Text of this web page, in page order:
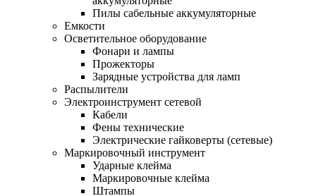
Пилы сабельные аккумуляторные
Емкости
Осветительное оборудование
Фонари и лампы
Прожекторы
Зарядные устройства для ламп
Распылители
Электроинструмент сетевой
Кабели
Фены технические
Электрические гайковерты (сетевые)
Маркировочный инструмент
Ударные клейма
Маркировочные клейма
Штампы